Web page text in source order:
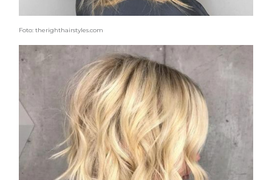
Foto: therighthairstyles.com